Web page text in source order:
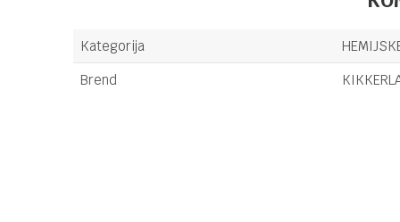
Kategorija
Brend